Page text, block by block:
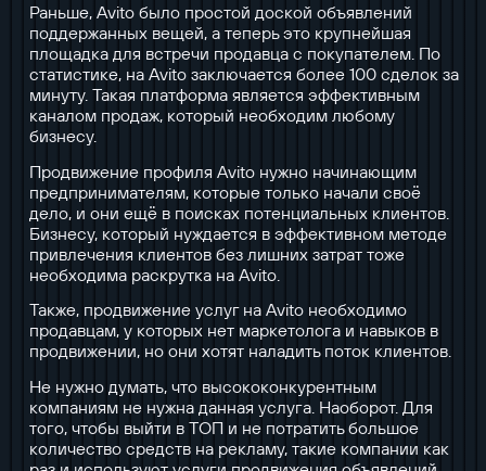
Раньше, Avito было простой доской объявлений
поддержанных вещей, а теперь это крупнейшая
площадка для встречи продавца с покупателем. По
статистике, на Avito заключается более 100 сделок за
минуту. Такая платформа является эффективным
каналом продаж, который необходим любому
бизнесу.
Продвижение профиля Avito нужно начинающим
предпринимателям, которые только начали своё
дело, и они ещё в поисках потенциальных клиентов.
Бизнесу, который нуждается в эффективном методе
привлечения клиентов без лишних затрат тоже
необходима раскрутка на Avito.
Также, продвижение услуг на Avito необходимо
продавцам, у которых нет маркетолога и навыков в
продвижении, но они хотят наладить поток клиентов.
Не нужно думать, что высококонкурентным
компаниям не нужна данная услуга. Наоборот. Для
того, чтобы выйти в ТОП и не потратить большое
количество средств на рекламу, такие компании как